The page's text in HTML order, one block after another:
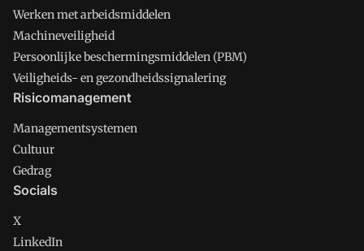
Werken met arbeidsmiddelen
Machineveiligheid
Persoonlijke beschermingsmiddelen (PBM)
Veiligheids- en gezondheidssignalering
Risicomanagement
Managementsystemen
Cultuur
Gedrag
Socials
X
LinkedIn